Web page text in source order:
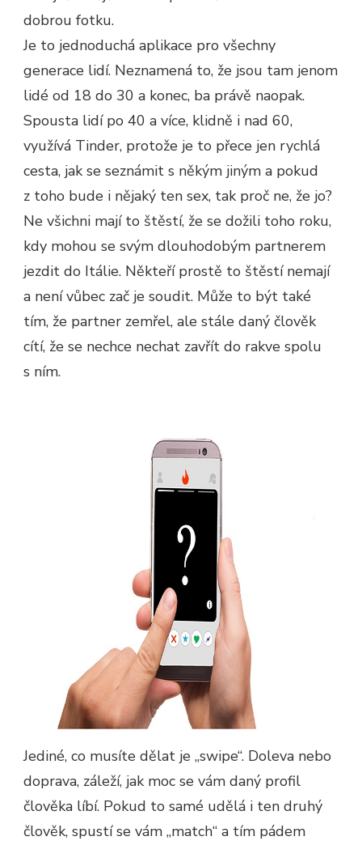
dobrou fotku.
Je to jednoduchá aplikace pro všechny
generace lidí. Neznamená to, že jsou tam jenom
lidé od 18 do 30 a konec, ba právě naopak.
Spousta lidí po 40 a více, klidně i nad 60,
využívá Tinder, protože je to přece jen rychlá
cesta, jak se seznámit s někým jiným a pokud
z toho bude i nějaký ten sex, tak proč ne, že jo?
Ne všichni mají to štěstí, že se dožili toho roku,
kdy mohou se svým dlouhodobým partnerem
jezdit do Itálie. Někteří prostě to štěstí nemají
a není vůbec zač je soudit. Může to být také
tím, že partner zemřel, ale stále daný člověk
cítí, že se nechce nechat zavřít do rakve spolu
s ním.
Jediné, co musíte dělat je „swipe“. Doleva nebo
doprava, záleží, jak moc se vám daný profil
člověka líbí. Pokud to samé udělá i ten druhý
člověk, spustí se vám „match“ a tím pádem